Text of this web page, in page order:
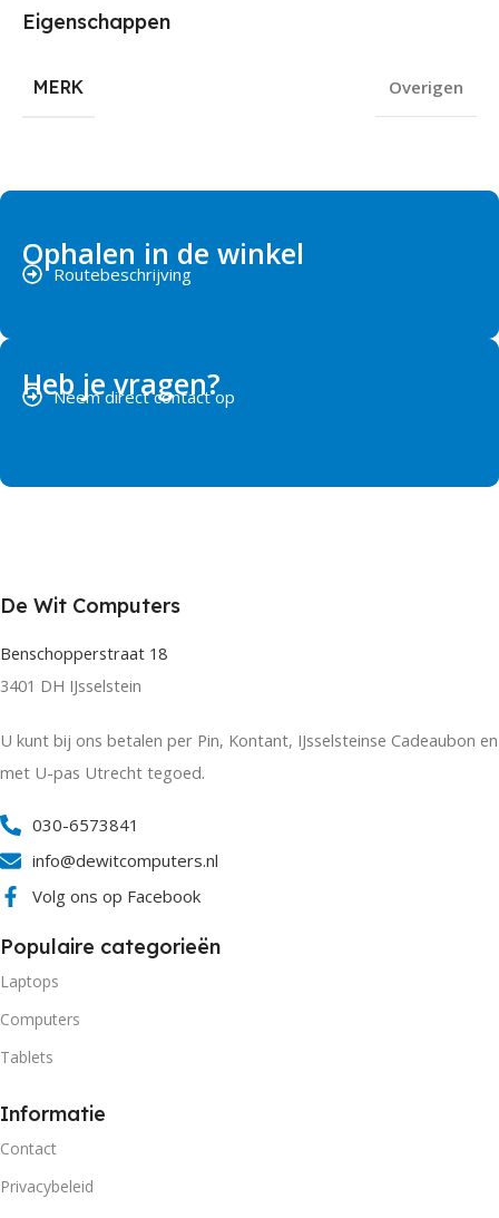
Eigenschappen
MERK Overigen
Ophalen in de winkel
Routebeschrijving
Heb je vragen?
Neem direct contact op
De Wit Computers
Benschopperstraat 18
3401 DH IJsselstein
U kunt bij ons betalen per Pin, Kontant, IJsselsteinse Cadeaubon en
met U-pas Utrecht tegoed.
030-6573841
info@dewitcomputers.nl
Volg ons op Facebook
Populaire categorieën
Laptops
Computers
Tablets
Informatie
Contact
Privacybeleid